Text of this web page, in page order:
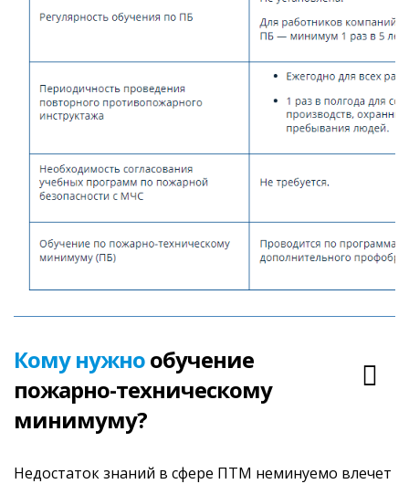
Кому нужнообучение
пожарно-техническому
минимуму?
Недостаток знаний в сфере ПТМ неминуемо влечет